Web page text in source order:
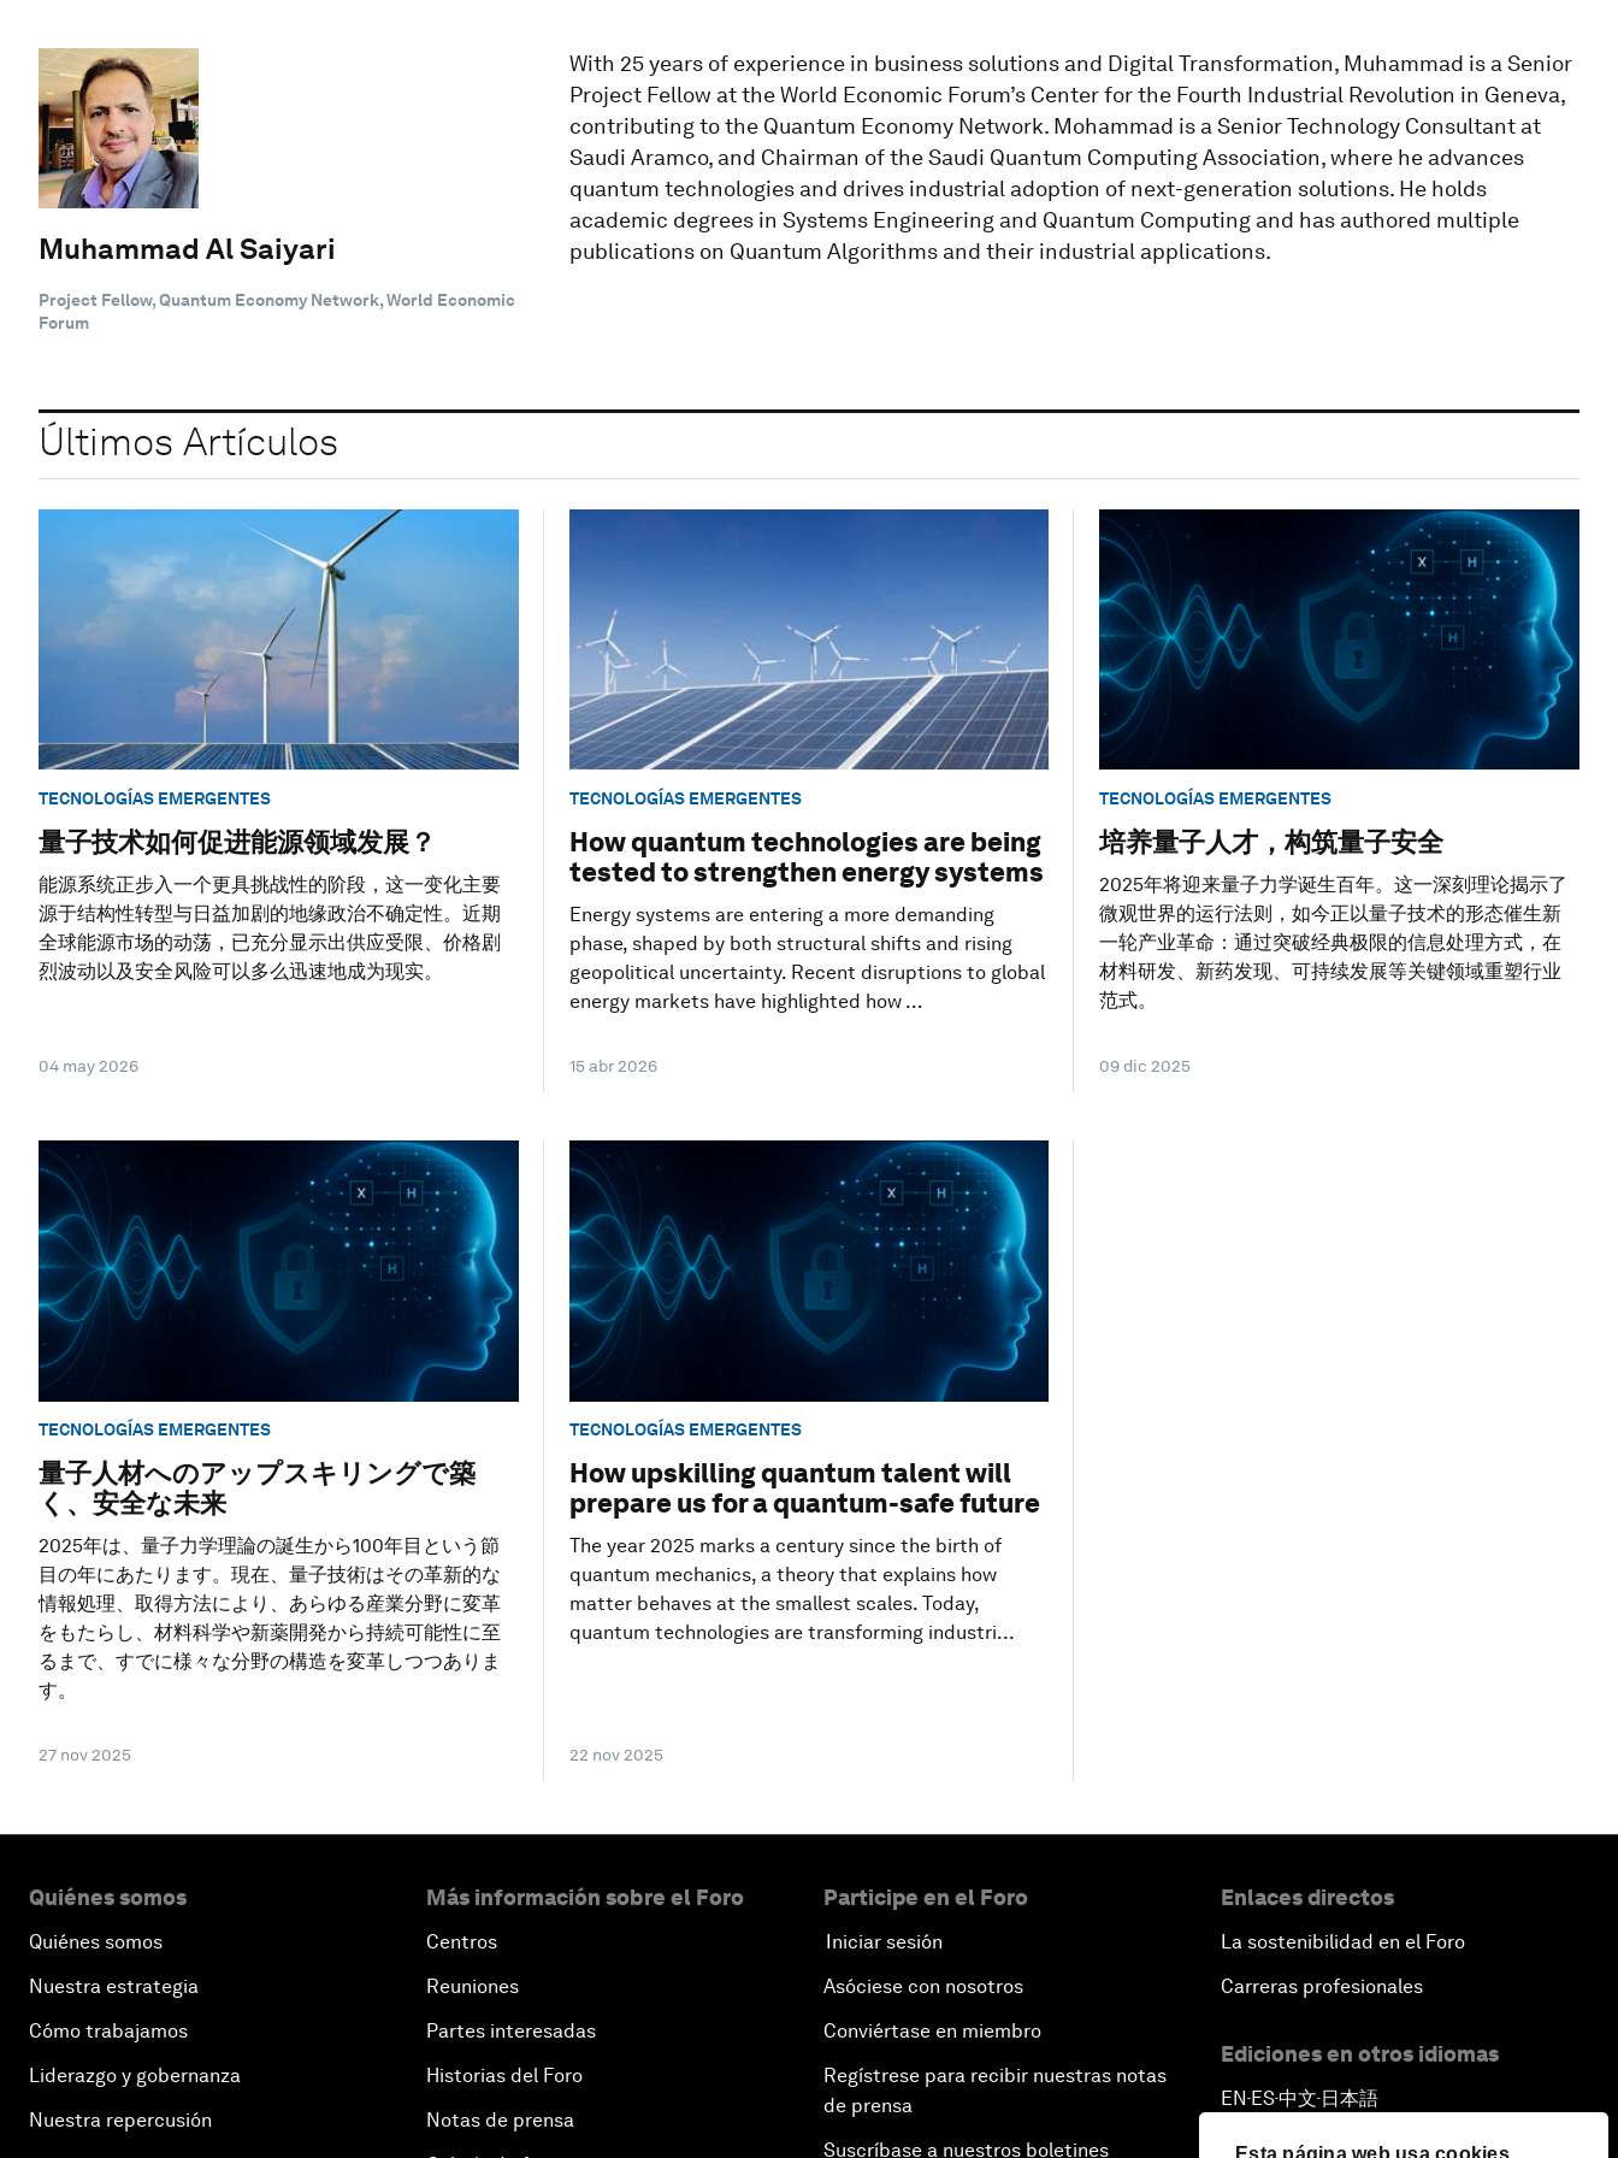
Esta página web usa cookies
Muhammad Al Saiyari
Project Fellow, Quantum Economy Network, World Economic
Forum
With 25 years of experience in business solutions and Digital Transformation, Muhammad is a Senior
Project Fellow at the World Economic Forum’s Center for the Fourth Industrial Revolution in Geneva,
contributing to the Quantum Economy Network. Mohammad is a Senior Technology Consultant at
Saudi Aramco, and Chairman of the Saudi Quantum Computing Association, where he advances
quantum technologies and drives industrial adoption of next-generation solutions. He holds
academic degrees in Systems Engineering and Quantum Computing and has authored multiple
publications on Quantum Algorithms and their industrial applications.
Últimos Artículos
TECNOLOGÍAS EMERGENTES
量子技术如何促进能源领域发展？
能源系统正步入一个更具挑战性的阶段，这一变化主要
源于结构性转型与日益加剧的地缘政治不确定性。近期
全球能源市场的动荡，已充分显示出供应受限、价格剧
烈波动以及安全风险可以多么迅速地成为现实。
04 may 2026
TECNOLOGÍAS EMERGENTES
How quantum technologies are being
tested to strengthen energy systems
Energy systems are entering a more demanding
phase, shaped by both structural shifts and rising
geopolitical uncertainty. Recent disruptions to global
energy markets have highlighted how ...
15 abr 2026
TECNOLOGÍAS EMERGENTES
培养量子人才，构筑量子安全
2025年将迎来量子力学诞生百年。这一深刻理论揭示了
微观世界的运行法则，如今正以量子技术的形态催生新
一轮产业革命：通过突破经典极限的信息处理方式，在
材料研发、新药发现、可持续发展等关键领域重塑行业
范式。
09 dic 2025
TECNOLOGÍAS EMERGENTES
量子人材へのアップスキリングで築
く、安全な未来
2025年は、量子力学理論の誕生から100年目という節
目の年にあたります。現在、量子技術はその革新的な
情報処理、取得方法により、あらゆる産業分野に変革
をもたらし、材料科学や新薬開発から持続可能性に至
るまで、すでに様々な分野の構造を変革しつつありま
す。
27 nov 2025
TECNOLOGÍAS EMERGENTES
How upskilling quantum talent will
prepare us for a quantum-safe future
The year 2025 marks a century since the birth of
quantum mechanics, a theory that explains how
matter behaves at the smallest scales. Today,
quantum technologies are transforming industri...
22 nov 2025
Quiénes somos
Quiénes somos
Nuestra estrategia
Cómo trabajamos
Liderazgo y gobernanza
Nuestra repercusión
Más información sobre el Foro
Centros
Reuniones
Partes interesadas
Historias del Foro
Notas de prensa
Participe en el Foro
Iniciar sesión
Asóciese con nosotros
Conviértase en miembro
Regístrese para recibir nuestras notas
de prensa
Suscríbase a nuestros boletines
Enlaces directos
La sostenibilidad en el Foro
Carreras profesionales
Ediciones en otros idiomas
EN ▪ ES▪中文▪ 日本語